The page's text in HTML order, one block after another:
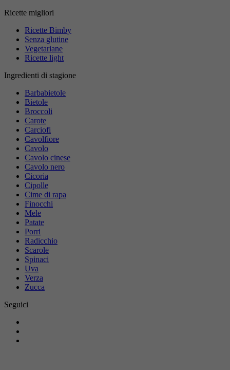
Ricette migliori
Ricette Bimby
Senza glutine
Vegetariane
Ricette light
Ingredienti di stagione
Barbabietole
Bietole
Broccoli
Carote
Carciofi
Cavolfiore
Cavolo
Cavolo cinese
Cavolo nero
Cicoria
Cipolle
Cime di rapa
Finocchi
Mele
Patate
Porri
Radicchio
Scarole
Spinaci
Uva
Verza
Zucca
Seguici